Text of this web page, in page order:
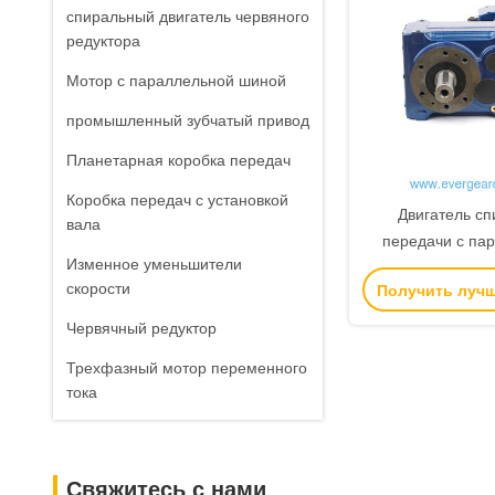
спиральный двигатель червяного
редуктора
Мотор с параллельной шиной
промышленный зубчатый привод
Планетарная коробка передач
Коробка передач с установкой
вала
Изменное уменьшители
скорости
Червячный редуктор
Трехфазный мотор переменного
тока
Свяжитесь с нами
Двигатель
передачи с
валом EF
Получить